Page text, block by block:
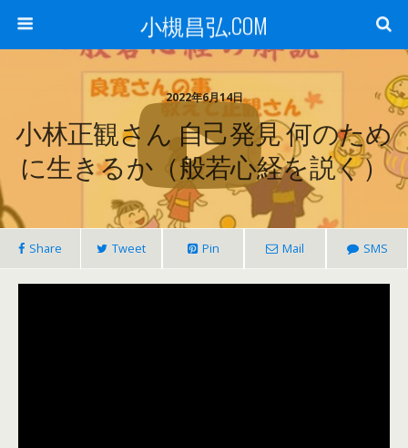
小槻昌弘.COM
2022年6月14日
小林正観さん 自己発見 何のため
に生きるか（般若心経を説く）
Share Tweet Pin Mail SMS